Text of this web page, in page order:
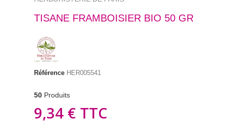
TISANE FRAMBOISIER BIO 50 GR
Référence HER005541
50 Produits
9,34 € TTC